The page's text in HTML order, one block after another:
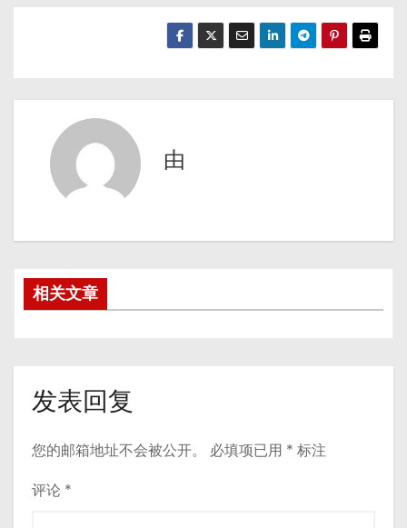
由
相关文章
发表回复
您的邮箱地址不会被公开。 必填项已用 * 标注
评论 *